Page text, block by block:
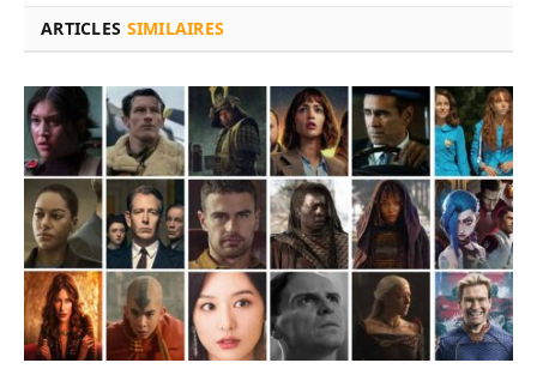
ARTICLES SIMILAIRES